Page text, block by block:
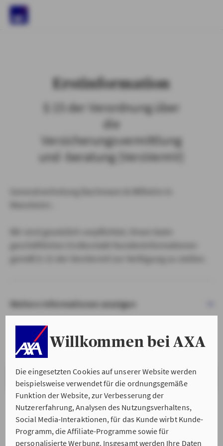
Willkommen bei AXA
Die eingesetzten Cookies auf unserer Website werden
beispielsweise verwendet für die ordnungsgemäße
Funktion der Website, zur Verbesserung der
Nutzererfahrung, Analysen des Nutzungsverhaltens,
Social Media-Interaktionen, für das Kunde wirbt Kunde-
Programm, die Affiliate-Programme sowie für
personalisierte Werbung. Insgesamt werden Ihre Daten
Erstinformation
§ 15 der Verordnung über
die
Versicherungsvermittlung
und -beratung (VersVermV)
Weitere Informationen anzeigen
VERSTANDEN & WEITER